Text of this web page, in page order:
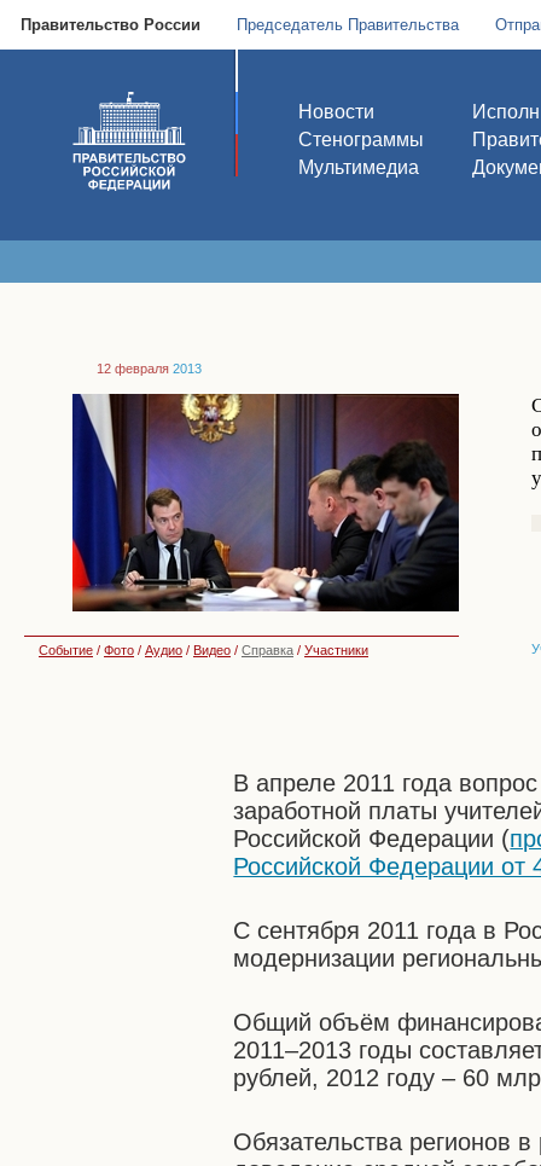
Правительство России Председатель Правительства
Новости
Стенограммы
Мультимедиа
12 февраля 2013
Событие / Фото / Аудио / Видео / Справка / Участники
В апреле 2011 года
заработной платы
Российской Федерации (
Российской Федерации
С сентября 2011 года в
модернизации
Общий объём
2011–2013 годы
рублей, 2012 году – 60
Обязательства регионов